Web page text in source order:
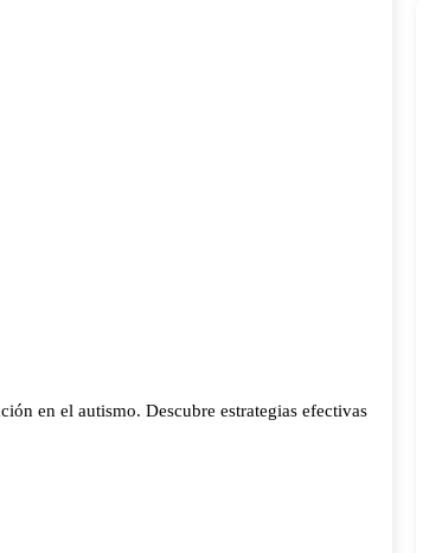
en el autismo. Descubre estrategias efectivas